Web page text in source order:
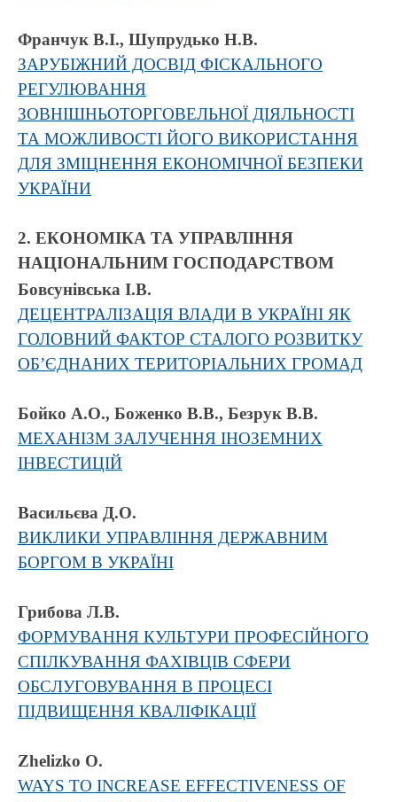
Франчук В.І., Шупрудько Н.В.
ЗАРУБІЖНИЙ ДОСВІД ФІСКАЛЬНОГО
РЕГУЛЮВАННЯ
ЗОВНІШНЬОТОРГОВЕЛЬНОЇ ДІЯЛЬНОСТІ
ТА МОЖЛИВОСТІ ЙОГО ВИКОРИСТАННЯ
ДЛЯ ЗМІЦНЕННЯ ЕКОНОМІЧНОЇ БЕЗПЕКИ
УКРАЇНИ
2. ЕКОНОМІКА ТА УПРАВЛІННЯ
НАЦІОНАЛЬНИМ ГОСПОДАРСТВОМ
Бовсунівська І.В.
ДЕЦЕНТРАЛІЗАЦІЯ ВЛАДИ В УКРАЇНІ ЯК
ГОЛОВНИЙ ФАКТОР СТАЛОГО РОЗВИТКУ
ОБ’ЄДНАНИХ ТЕРИТОРІАЛЬНИХ ГРОМАД
Бойко А.О., Боженко В.В., Безрук В.В.
МЕХАНІЗМ ЗАЛУЧЕННЯ ІНОЗЕМНИХ
ІНВЕСТИЦІЙ
Васильєва Д.О.
ВИКЛИКИ УПРАВЛІННЯ ДЕРЖАВНИМ
БОРГОМ В УКРАЇНІ
Грибова Л.В.
ФОРМУВАННЯ КУЛЬТУРИ ПРОФЕСІЙНОГО
СПІЛКУВАННЯ ФАХІВЦІВ СФЕРИ
ОБСЛУГОВУВАННЯ В ПРОЦЕСІ
ПІДВИЩЕННЯ КВАЛІФІКАЦІЇ
Zhelizko O.
WAYS TO INCREASE EFFECTIVENESS OF